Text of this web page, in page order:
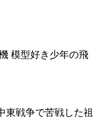
模型好き少年の飛
東戦争で苦戦した祖